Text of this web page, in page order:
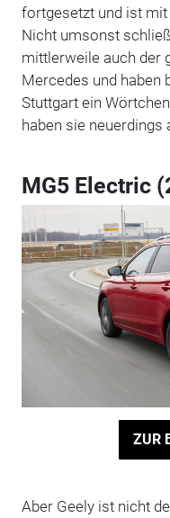
fortgesetzt und ist mit
Nicht umsonst
mittlerweile auch der
Mercedes und haben
Stuttgart ein
haben sie neuerdings
MG5 Electric
ZUR
Aber Geely ist nicht